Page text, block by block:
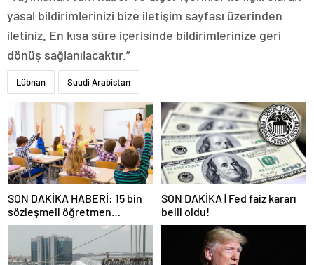
yasal bildirimlerinizi bize iletişim sayfası üzerinden
iletiniz. En kısa süre içerisinde bildirimlerinize geri
dönüş sağlanılacaktır.”
Lübnan Suudi Arabistan
SON DAKİKA HABERİ: 15 bin
sözleşmeli öğretmen
atamasında sözlü sınava hak
kazanan adaylar açıklandı
SON DAKİKA | Fed faiz kararı
belli oldu!